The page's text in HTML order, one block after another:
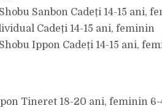
Sanbon Cadeți 14-15 ani,
Cadeți 14-15 ani, feminin
Ippon Cadeți 14-15 ani,
Tineret 18-20 ani, feminin